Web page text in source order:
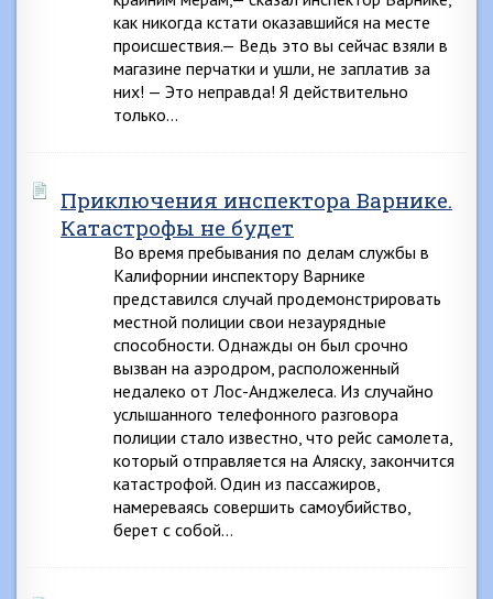
как никогда кстати оказавшийся на месте
происшествия.— Ведь это вы сейчас взяли в
магазине перчатки и ушли, не заплатив за
них! — Это неправда! Я действительно
только…
Приключения инспектора Варнике.
Катастрофы не будет
Во время пребывания по делам службы в
Калифорнии инспектору Варнике
представился случай продемонстрировать
местной полиции свои незаурядные
способности. Однажды он был срочно
вызван на аэродром, расположенный
недалеко от Лос-Анджелеса. Из случайно
услышанного телефонного разговора
полиции стало известно, что рейс самолета,
который отправляется на Аляску, закончится
катастрофой. Один из пассажиров,
намереваясь совершить самоубийство,
берет с собой…